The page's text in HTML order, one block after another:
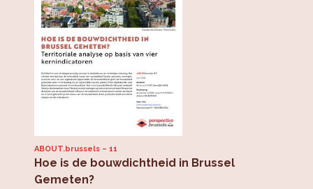
ABOUT.brussels 11
Hoe is de bouwdichtheid in Brussel
Gemeten?